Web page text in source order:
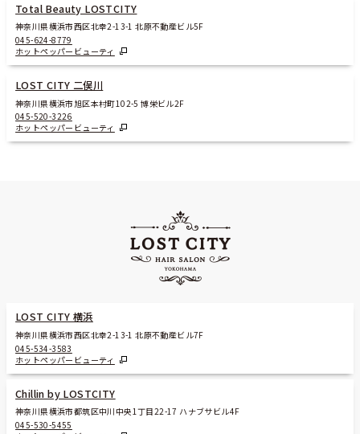
Total Beauty LOSTCITY
神奈川県横浜市西区北幸2-13-1 北原不動産ビル5F
045-624-8779
ホットペッパービューティ
LOST CITY 二俣川
神奈川県横浜市旭区本村町102-5 博栄ビル2F
045-520-3226
ホットペッパービューティ
LOST CITY 横浜
神奈川県横浜市西区北幸2-13-1 北原不動産ビル7F
045-534-3583
ホットペッパービューティ
Chillin by LOSTCITY
神奈川県横浜市都筑区中川中央1丁目22-17 ハナブサビル4F
045-530-5455